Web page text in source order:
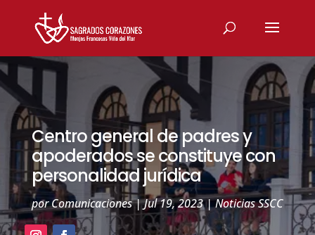
Centro general de padres y
apoderados se constituye con
personalidad jurídica
porComunicaciones|Jul 19, 2023|Noticias SSCC